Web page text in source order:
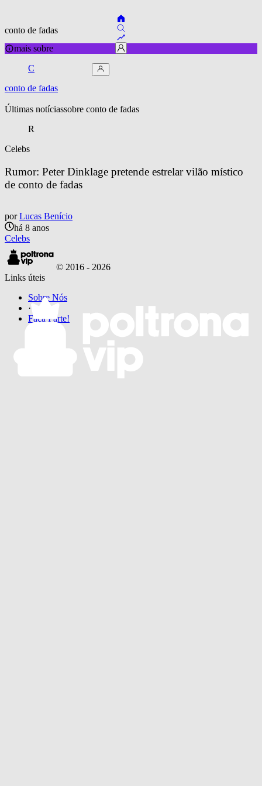
conto de fadas
mais sobre
C
conto de fadas
Últimas notíciassobre conto de fadas
R
Celebs
Rumor: Peter Dinklage pretende estrelar vilão místico
de conto de fadas
por Lucas Benício
há 8 anos
Celebs
© 2016 - 2026
Links úteis
Sobre Nós
·
Faça Parte!